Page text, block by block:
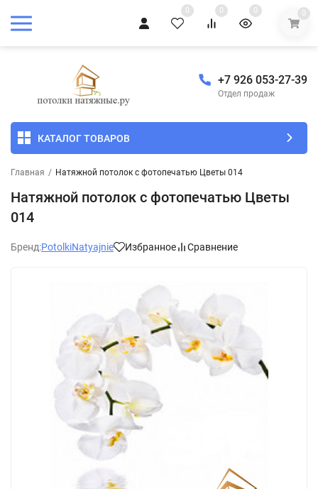
0 0 0 0
+7 926 053-27-39
Отдел продаж
КАТАЛОГ ТОВАРОВ
Главная / Натяжной потолок с фотопечатью Цветы 014
Натяжной потолок с фотопечатью Цветы
014
Бренд:PotolkiNatyajnie Избранное Сравнение